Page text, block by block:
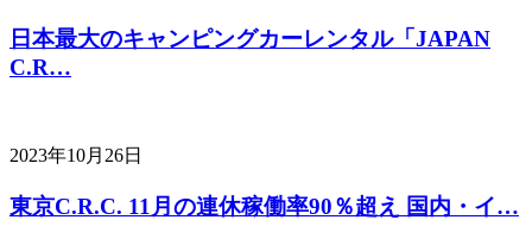
日本最大のキャンピングカーレンタル「JAPAN
C.R…
2023年10月26日
東京C.R.C. 11月の連休稼働率90％超え 国内・イ…